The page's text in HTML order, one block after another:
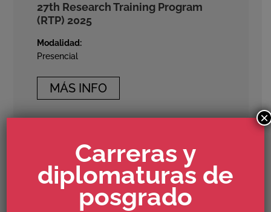
27th Research Training Program
(RTP) 2025
Modalidad:
Presencial
MÁS INFO
Carreras y
diplomaturas de
posgrado
×